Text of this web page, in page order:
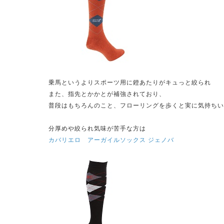
乗馬というよりスポーツ用に鐙あたりがキュっと絞られ
また、指先とかかとが補強されており、
普段はもちろんのこと、フローリングを歩くと実に気持ちい
分厚めや絞られ気味が苦手な方は
カバリエロ アーガイルソックス ジェノバ